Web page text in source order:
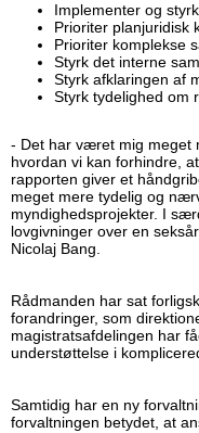
Implementer og
Prioriter planjuridisk
Prioriter komplekse
Styrk det interne
Styrk afklaringen af
Styrk tydelighed om
- Det har været mig meget
hvordan vi kan forhindre,
rapporten giver et
meget mere tydelig og
myndighedsprojekter. I
lovgivninger over en
Nicolaj Bang.
Rådmanden har sat
forandringer, som
magistratsafdelingen har
understøttelse i
Samtidig har en ny
forvaltningen betydet, at